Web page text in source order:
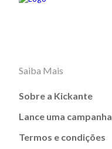
Saiba Mais
Sobre a Kickante
Lance uma campanha
Termos e condições